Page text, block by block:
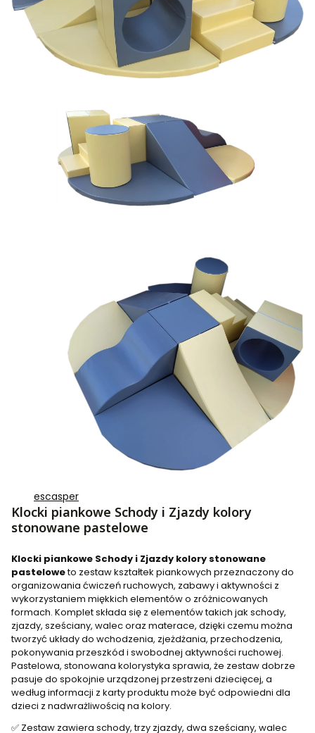
escasper
Klocki piankowe Schody i Zjazdy kolory
stonowane pastelowe
Klocki piankowe Schody i Zjazdy kolory stonowane
pasteloweto zestaw kształtek piankowych przeznaczony do
organizowania ćwiczeń ruchowych, zabawy i aktywności z
wykorzystaniem miękkich elementów o zróżnicowanych
formach. Komplet składa się z elementów takich jak schody,
zjazdy, sześciany, walec oraz materace, dzięki czemu można
tworzyć układy do wchodzenia, zjeżdżania, przechodzenia,
pokonywania przeszkód i swobodnej aktywności ruchowej.
Pastelowa, stonowana kolorystyka sprawia, że zestaw dobrze
pasuje do spokojnie urządzonej przestrzeni dziecięcej, a
według informacji z karty produktu może być odpowiedni dla
dzieci z nadwrażliwością na kolory.
✅ Zestaw zawiera schody, trzy zjazdy, dwa sześciany, walec